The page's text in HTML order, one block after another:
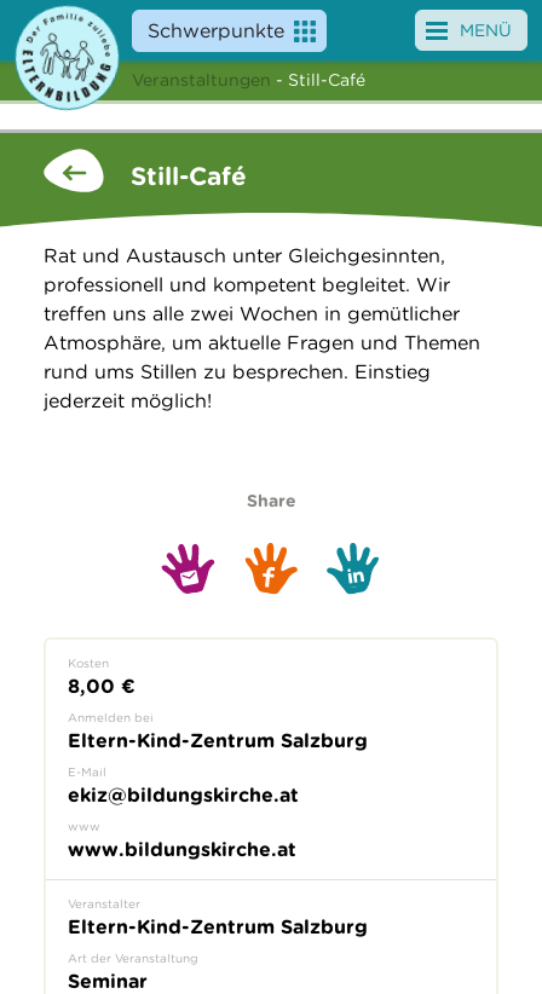
Schwerpunkte
Angebote
Veranstaltungen
Service
Über uns
Suche
MENÜ
Veranstaltungen - Still-Café
Still-Café
Rat und Austausch unter Gleichgesinnten,
professionell und kompetent begleitet. Wir
treffen uns alle zwei Wochen in gemütlicher
Atmosphäre, um aktuelle Fragen und Themen
rund ums Stillen zu besprechen. Einstieg
jederzeit möglich!
Share
Kosten
8,00 €
Anmelden bei
Eltern-Kind-Zentrum Salzburg
E-Mail
ekiz@bildungskirche.at
www
www.bildungskirche.at
Veranstalter
Eltern-Kind-Zentrum Salzburg
Art der Veranstaltung
Seminar